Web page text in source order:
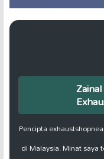
Pencipta
di Malaysia. Minat saya